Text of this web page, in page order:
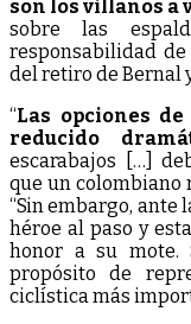
son los villanos a
sobre las
responsabilidad
del retiro de Bernal
“Las opciones
reducido
escarabajos […]
que un colombiano
“Sin embargo,
héroe al paso y
honor a su mote.
propósito de
ciclística más